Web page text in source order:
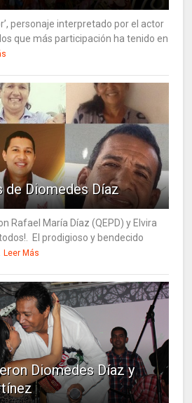
personaje interpretado por el actor
los que más participación ha tenido en
de Diomedes Díaz
Rafael María Díaz (QEPD) y Elvira
El prodigioso y bendecido
Leer Más
Diomedes Díaz y